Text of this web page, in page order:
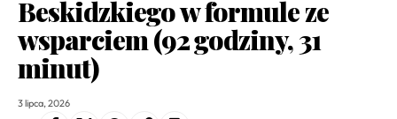
Beskidzkiego w formule ze
wsparciem (92 godziny, 31
minut)
3 lipca, 2026